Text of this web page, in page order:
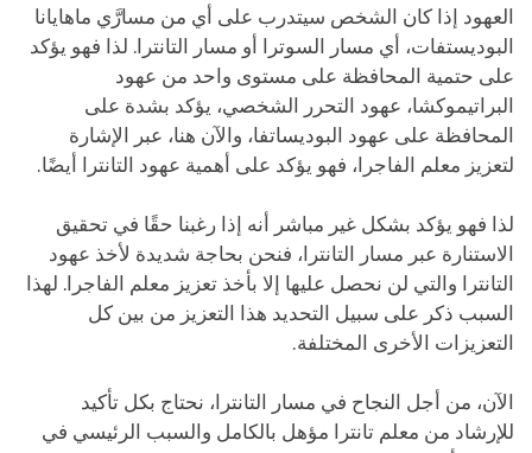
العهود إذا كان الشخص سيتدرب على أي من مسارَّي ماهايانا
البوديستفات، أي مسار السوترا أو مسار التانترا. لذا فهو يؤكد
على حتمية المحافظة على مستوى واحد من عهود
البراتيموكشا، عهود التحرر الشخصي، يؤكد بشدة على
المحافظة على عهود البوديساتفا، والآن هنا، عبر الإشارة
لتعزيز معلم الفاجرا، فهو يؤكد على أهمية عهود التانترا أيضًا.
لذا فهو يؤكد بشكل غير مباشر أنه إذا رغبنا حقًا في تحقيق
الاستنارة عبر مسار التانترا، فنحن بحاجة شديدة لأخذ عهود
التانترا والتي لن نحصل عليها إلا بأخذ تعزيز معلم الفاجرا. لهذا
السبب ذكر على سبيل التحديد هذا التعزيز من بين كل
التعزيزات الأخرى المختلفة.
الآن، من أجل النجاح في مسار التانترا، نحتاج بكل تأكيد
للإرشاد من معلم تانترا مؤهل بالكامل والسبب الرئيسي في